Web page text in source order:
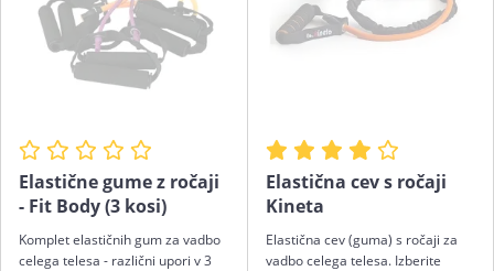
Elastične gume z ročaji
- Fit Body (3 kosi)
Komplet elastičnih gum za vadbo
celega telesa - različni upori v 3
Elastična cev s ročaji
Kineta
Elastična cev (guma) s ročaji za
vadbo celega telesa. Izberite